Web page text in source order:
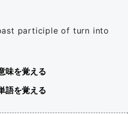
participle of turn into
味を覚える
語を覚える